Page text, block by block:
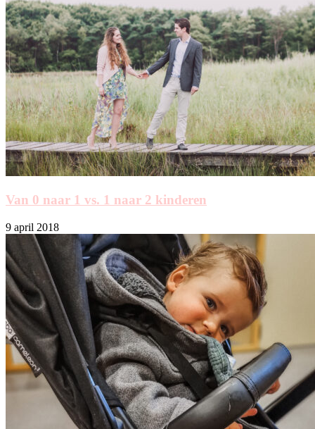
Van 0 naar 1 vs. 1 naar 2 kinderen
9 april 2018